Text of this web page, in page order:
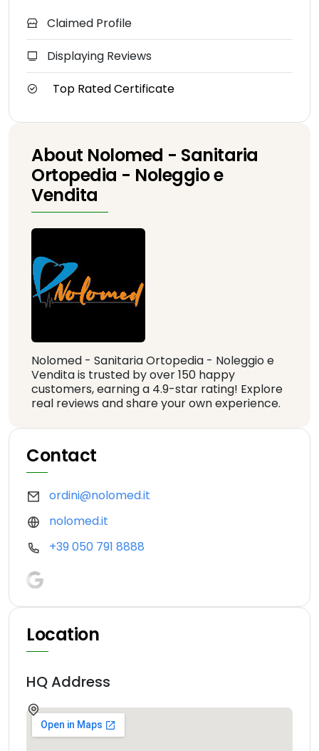
Claimed Profile
Displaying Reviews
Top Rated Certificate
About Nolomed - Sanitaria
Ortopedia - Noleggio e
Vendita
Nolomed - Sanitaria Ortopedia - Noleggio e
Vendita is trusted by over 150 happy
customers, earning a 4.9-star rating! Explore
real reviews and share your own experience.
Contact
ordini@nolomed.it
nolomed.it
+39 050 791 8888
Location
HQ Address